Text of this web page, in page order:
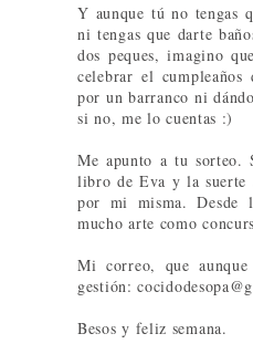
Y aunque tú no tengas
ni tengas que darte
dos peques, imagino
celebrar el
por un barranco ni
si no, me lo cuentas :)
Me apunto a tu sorteo.
libro de Eva y la suerte
por mi misma. Desde
mucho arte como
Mi correo, que
gestión:
Besos y feliz semana.